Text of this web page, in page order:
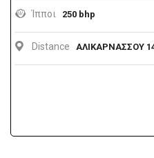
Ίπποι 250 bhp
Distance ΑΛΙΚΑΡΝΑΣΣΟΥ